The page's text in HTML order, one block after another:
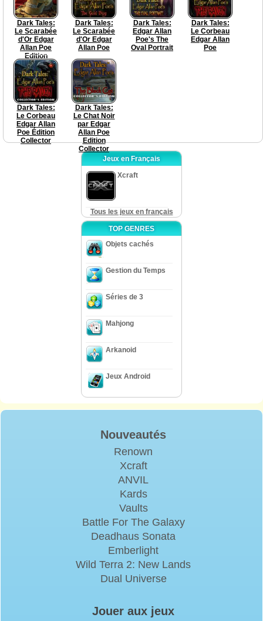
Dark Tales:
Le Scarabée
d'Or Edgar
Allan Poe
Edition
Collector
Dark Tales:
Le Scarabée
d'Or Edgar
Allan Poe
Dark Tales:
Edgar Allan
Poe's The
Oval Portrait
Dark Tales:
Le Corbeau
Edgar Allan
Poe
Dark Tales:
Le Corbeau
Edgar Allan
Poe Édition
Collector
Dark Tales:
Le Chat Noir
par Edgar
Allan Poe
Edition
Collector
Jeux en Français
Xcraft
Tous les jeux en français
TOP GENRES
Objets cachés
Gestion du Temps
Séries de 3
Mahjong
Arkanoid
Jeux Android
Nouveautés
Renown
Xcraft
ANVIL
Kards
Vaults
Battle For The Galaxy
Deadhaus Sonata
Emberlight
Wild Terra 2: New Lands
Dual Universe
Jouer aux jeux